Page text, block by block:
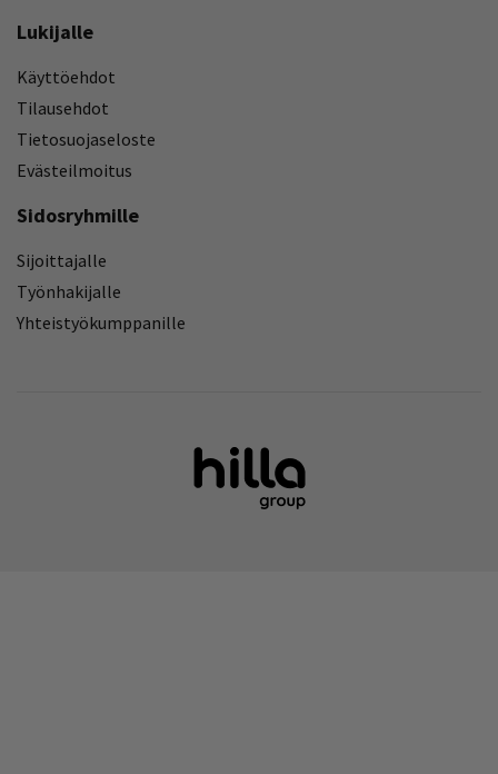
Lukijalle
Käyttöehdot
Tilausehdot
Tietosuojaseloste
Evästeilmoitus
Sidosryhmille
Sijoittajalle
Työnhakijalle
Yhteistyökumppanille